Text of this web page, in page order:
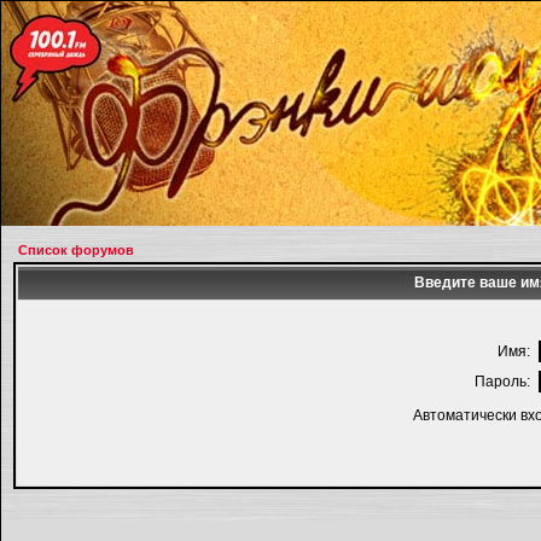
Список форумов
Введите ваше
Имя:
Пароль:
Автоматически